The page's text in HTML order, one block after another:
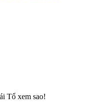
Tổ xem sao!